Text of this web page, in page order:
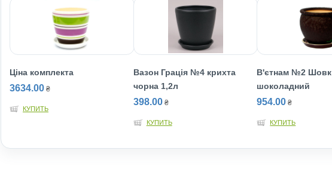
Ціна комплекта
3634.00 ₴
КУПИТЬ
Вазон Грація №4 крихта
чорна 1,2л
398.00 ₴
КУПИТЬ
В'єтнам №2 Шовк
шоколадний
954.00 ₴
КУПИТЬ